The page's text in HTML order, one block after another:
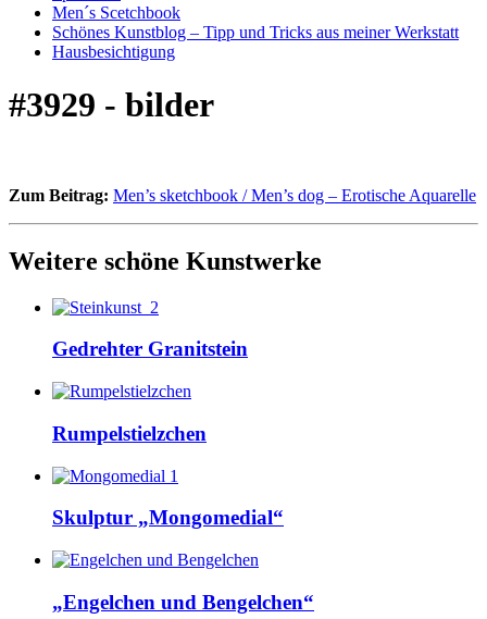
Men´s Scetchbook
Schönes Kunstblog – Tipp und Tricks aus meiner Werkstatt
Hausbesichtigung
#3929 - bilder
Zum Beitrag: Men’s sketchbook / Men’s dog – Erotische Aquarelle
Weitere schöne Kunstwerke
Gedrehter Granitstein
Rumpelstielzchen
Skulptur „Mongomedial“
„Engelchen und Bengelchen“